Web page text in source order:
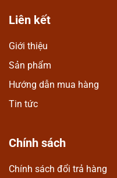
Liên kết
Giới thiệu
Sản phẩm
Hướng dẫn mua hàng
Tin tức
Chính sách
Chính sách đổi trả hàng